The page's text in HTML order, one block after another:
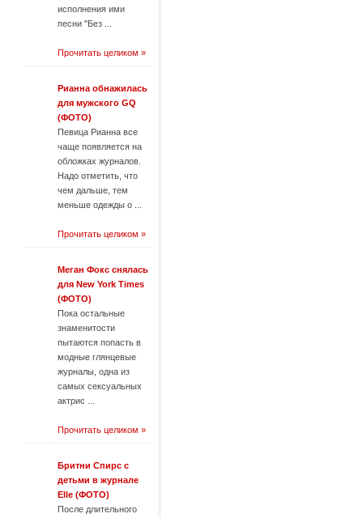
исполнения ими
песни "Без ...
Прочитать целиком »
Рианна обнажилась
для мужского GQ
(ФОТО)
Певица Рианна все
чаще появляется на
обложках журналов.
Надо отметить, что
чем дальше, тем
меньше одежды о ...
Прочитать целиком »
Меган Фокс снялась
для New York Times
(ФОТО)
Пока остальные
знаменитости
пытаются попасть в
модные глянцевые
журналы, одна из
самых сексуальных
актрис ...
Прочитать целиком »
Бритни Спирс с
детьми в журнале
Elle (ФОТО)
После длительного